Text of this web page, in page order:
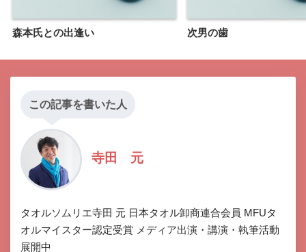
森本氏との出逢い 次男の歯
この記事を書いた人
寺田 元
タオルソムリエ寺田 元 日本タオル卸商連合会員 MFUタ
オルマイスター認定受賞 メディア出演・講演・執筆活動
展開中